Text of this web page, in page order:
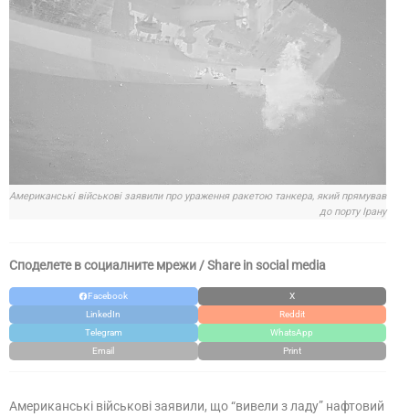
Американські військові заявили про ураження ракетою танкера, який прямував
до порту Ірану
Споделете в социалните мрежи / Share in social media
Facebook
X
LinkedIn
Reddit
Telegram
WhatsApp
Email
Print
Американські військові заявили, що “вивели з ладу” нафтовий